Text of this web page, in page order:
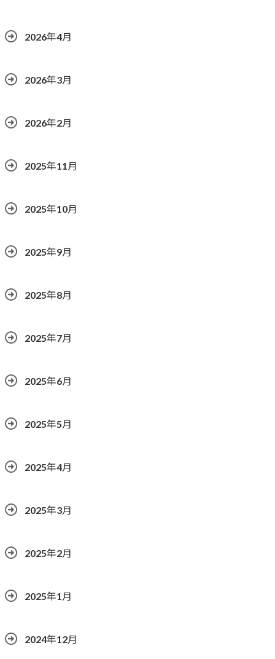
2026年4月
2026年3月
2026年2月
2025年11月
2025年10月
2025年9月
2025年8月
2025年7月
2025年6月
2025年5月
2025年4月
2025年3月
2025年2月
2025年1月
2024年12月